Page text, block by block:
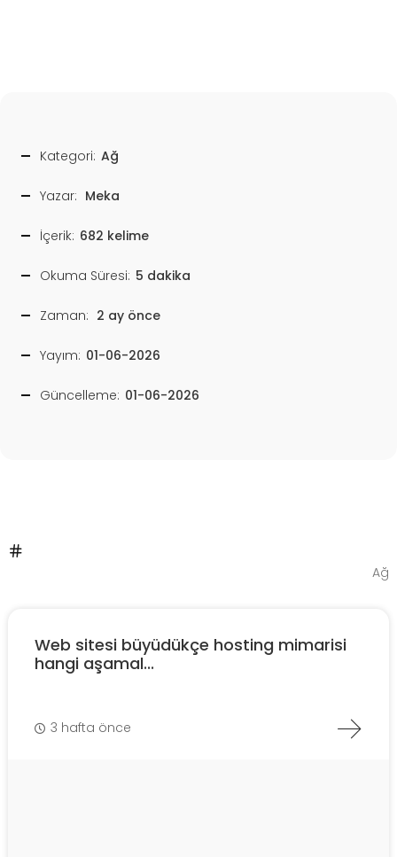
Kategori: Ağ
Yazar: Meka
İçerik: 682 kelime
Okuma Süresi: 5 dakika
Zaman: 2 ay önce
Yayım: 01-06-2026
Güncelleme: 01-06-2026
Ağ
Web sitesi büyüdükçe hosting mimarisi
hangi aşamal...
3 hafta önce